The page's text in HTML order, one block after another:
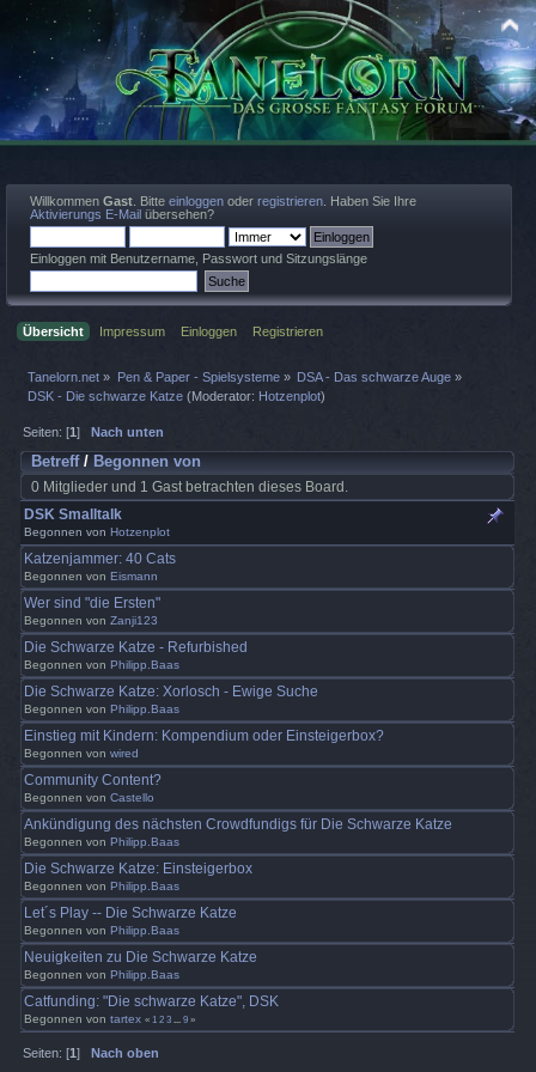
Willkommen Gast . Bitte einloggen oder registrieren . Haben Sie Ihre
Aktivierungs E-Mail übersehen?
Einloggen mit Benutzername, Passwort und Sitzungslänge
Übersicht Impressum Einloggen Registrieren
Tanelorn.net » Pen & Paper - Spielsysteme» DSA - Das schwarze Auge »
DSK - Die schwarze Katze (Moderator: Hotzenplot)
Seiten: [1]Nach unten
Betreff/ Begonnen von
0 Mitglieder und 1 Gast betrachten dieses Board.
DSK Smalltalk
Begonnen vonHotzenplot
Katzenjammer: 40 Cats
Begonnen vonEismann
Wer sind "die Ersten"
Begonnen vonZanji123
Die Schwarze Katze - Refurbished
Begonnen vonPhilipp.Baas
Die Schwarze Katze: Xorlosch - Ewige Suche
Begonnen vonPhilipp.Baas
Einstieg mit Kindern: Kompendium oder Einsteigerbox?
Begonnen vonwired
Community Content?
Begonnen vonCastello
Ankündigung des nächsten Crowdfundigs für Die Schwarze Katze
Begonnen vonPhilipp.Baas
Die Schwarze Katze: Einsteigerbox
Begonnen vonPhilipp.Baas
Let´s Play -- Die Schwarze Katze
Begonnen vonPhilipp.Baas
Neuigkeiten zu Die Schwarze Katze
Begonnen vonPhilipp.Baas
Catfunding: "Die schwarze Katze", DSK
Begonnen vontartex «1 2 3 ...9 »
Seiten: [1]Nach oben